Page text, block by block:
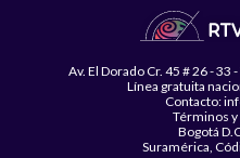
Av. El Dorado Cr. 45 # 26 -
Línea gratuita
Contacto:
Términos
Bogotá
Suramérica,